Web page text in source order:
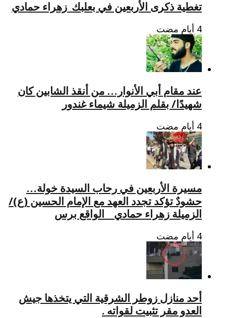
تغطية ذكرى الأربعين في بعلبك_زهراء حمادي
عند مقام أبي الأنوار… من أنقذ الشابين كان
شهيدًا/ بقلم الزميلة شيماء غندور
مسيرة الأربعين في رحاب السيدة خولة…
حشودٌ تؤكد تجدد العهد مع الإمام الحسين (ع)/
الزميلة زهراء حمادي _ الواقع برس
أحد منازل زوطر الشرقية التي يتخذها جيش
العدو مقر تثبيت لقواته .